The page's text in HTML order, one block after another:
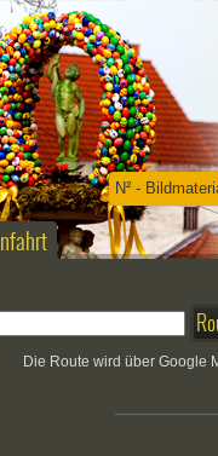
N² -
Die Route wird über Google